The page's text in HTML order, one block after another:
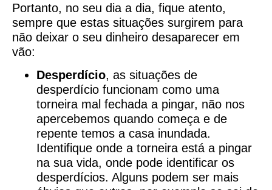
Portanto, no seu dia a dia, fique atento,
sempre que estas situações surgirem para
não deixar o seu dinheiro desaparecer em
vão:
Desperdício, as situações de
desperdício funcionam como uma
torneira mal fechada a pingar, não nos
apercebemos quando começa e de
repente temos a casa inundada.
Identifique onde a torneira está a pingar
na sua vida, onde pode identificar os
desperdícios. Alguns podem ser mais